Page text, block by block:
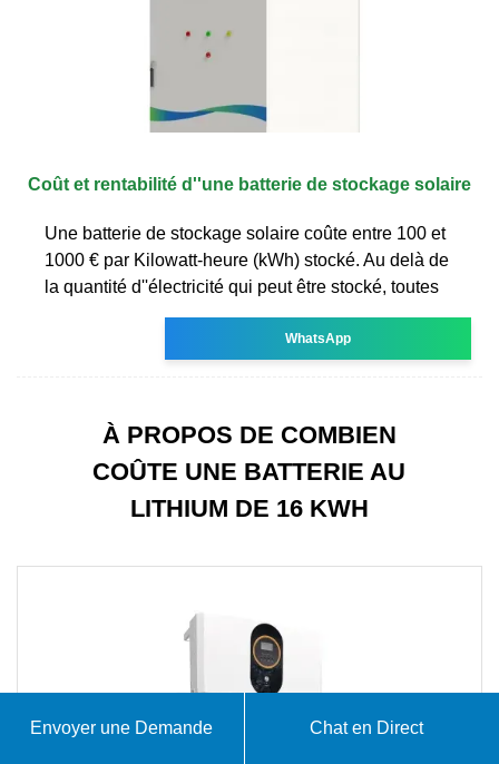
Coût et rentabilité d''une batterie de stockage solaire
Une batterie de stockage solaire coûte entre 100 et
1000 € par Kilowatt-heure (kWh) stocké. Au delà de
la quantité d''électricité qui peut être stocké, toutes
WhatsApp
À PROPOS DE COMBIEN
COÛTE UNE BATTERIE AU
LITHIUM DE 16 KWH
Envoyer une Demande Chat en Direct